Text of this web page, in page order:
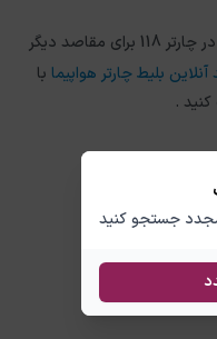
جستجو کنید
، در چارتر 118 برای مقاصد دیگر
آنلاین بلیط چارتر هواپیما با
.